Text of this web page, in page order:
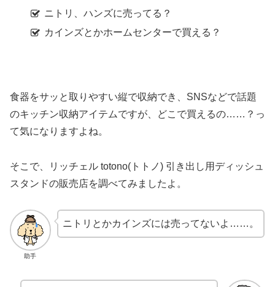
ニトリ、ハンズに売ってる？
カインズとかホームセンターで買える？
食器をサッと取りやすい縦で収納でき、SNSなどで話題
のキッチン収納アイテムですが、どこで買えるの……？っ
て気になりますよね。
そこで、リッチェル totono(トトノ) 引き出し用ディッシュ
スタンドの販売店を調べてみましたよ。
助手
ニトリとかカインズには売ってないよ……。